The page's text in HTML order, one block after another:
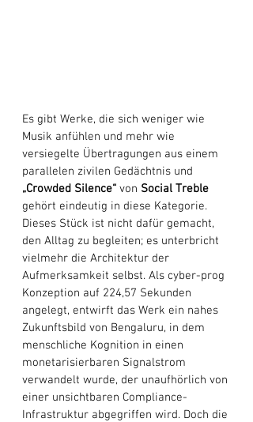
Es gibt Werke, die sich weniger wie
Musik anfühlen und mehr wie
versiegelte Übertragungen aus einem
parallelen zivilen Gedächtnis und
„Crowded Silence“ von Social Treble
gehört eindeutig in diese Kategorie.
Dieses Stück ist nicht dafür gemacht,
den Alltag zu begleiten; es unterbricht
vielmehr die Architektur der
Aufmerksamkeit selbst. Als cyber-prog
Konzeption auf 224,57 Sekunden
angelegt, entwirft das Werk ein nahes
Zukunftsbild von Bengaluru, in dem
menschliche Kognition in einen
monetarisierbaren Signalstrom
verwandelt wurde, der unaufhörlich von
einer unsichtbaren Compliance-
Infrastruktur abgegriffen wird. Doch die